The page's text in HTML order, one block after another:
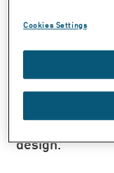
01 och 02 i
ingår i ”The
framtagna för
snus som
både när det
design.
Cookies Settings